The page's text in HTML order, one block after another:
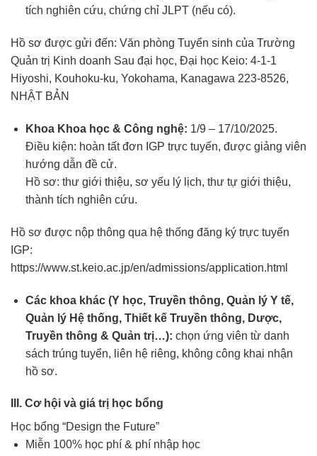
tích nghiên cứu, chứng chỉ JLPT (nếu có).
Hồ sơ được gửi đến: Văn phòng Tuyển sinh của Trường
Quản trị Kinh doanh Sau đại học, Đại học Keio: 4-1-1
Hiyoshi, Kouhoku-ku, Yokohama, Kanagawa 223-8526,
NHẬT BẢN
Khoa Khoa học & Công nghệ: 1/9 – 17/10/2025.
Điều kiện: hoàn tất đơn IGP trực tuyến, được giảng viên
hướng dẫn đề cử.
Hồ sơ: thư giới thiệu, sơ yếu lý lịch, thư tự giới thiệu,
thành tích nghiên cứu.
Hồ sơ được nộp thông qua hệ thống đăng ký trực tuyến
IGP:
https://www.st.keio.ac.jp/en/admissions/application.html
Các khoa khác (Y học, Truyền thông, Quản lý Y tế,
Quản lý Hệ thống, Thiết kế Truyền thông, Dược,
Truyền thông & Quản trị…): chọn ứng viên từ danh
sách trúng tuyển, liên hệ riêng, không công khai nhận
hồ sơ.
III. Cơ hội và giá trị học bổng
Học bổng “Design the Future”
Miễn 100% học phí & phí nhập học